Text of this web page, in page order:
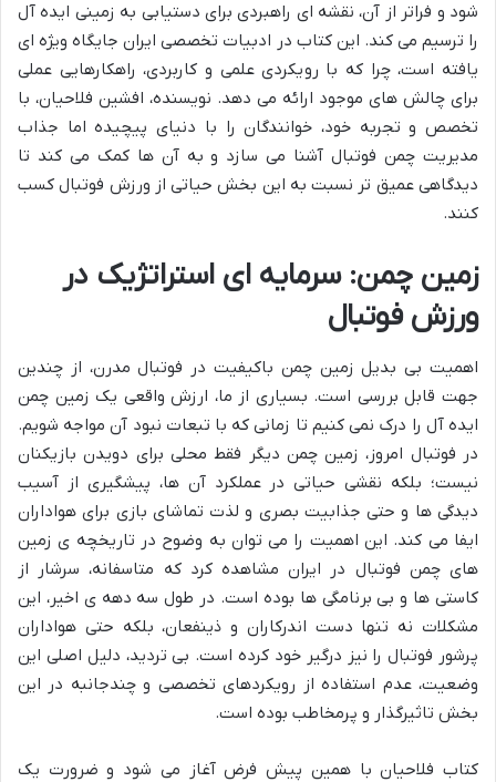
شود و فراتر از آن، نقشه ای راهبردی برای دستیابی به زمینی ایده آل
را ترسیم می کند. این کتاب در ادبیات تخصصی ایران جایگاه ویژه ای
یافته است، چرا که با رویکردی علمی و کاربردی، راهکارهایی عملی
برای چالش های موجود ارائه می دهد. نویسنده، افشین فلاحیان، با
تخصص و تجربه خود، خوانندگان را با دنیای پیچیده اما جذاب
مدیریت چمن فوتبال آشنا می سازد و به آن ها کمک می کند تا
دیدگاهی عمیق تر نسبت به این بخش حیاتی از ورزش فوتبال کسب
کنند.
زمین چمن: سرمایه ای استراتژیک در
ورزش فوتبال
اهمیت بی بدیل زمین چمن باکیفیت در فوتبال مدرن، از چندین
جهت قابل بررسی است. بسیاری از ما، ارزش واقعی یک زمین چمن
ایده آل را درک نمی کنیم تا زمانی که با تبعات نبود آن مواجه شویم.
در فوتبال امروز، زمین چمن دیگر فقط محلی برای دویدن بازیکنان
نیست؛ بلکه نقشی حیاتی در عملکرد آن ها، پیشگیری از آسیب
دیدگی ها و حتی جذابیت بصری و لذت تماشای بازی برای هواداران
ایفا می کند. این اهمیت را می توان به وضوح در تاریخچه ی زمین
های چمن فوتبال در ایران مشاهده کرد که متاسفانه، سرشار از
کاستی ها و بی برنامگی ها بوده است. در طول سه دهه ی اخیر، این
مشکلات نه تنها دست اندرکاران و ذینفعان، بلکه حتی هواداران
پرشور فوتبال را نیز درگیر خود کرده است. بی تردید، دلیل اصلی این
وضعیت، عدم استفاده از رویکردهای تخصصی و چندجانبه در این
بخش تاثیرگذار و پرمخاطب بوده است.
کتاب فلاحیان با همین پیش فرض آغاز می شود و ضرورت یک